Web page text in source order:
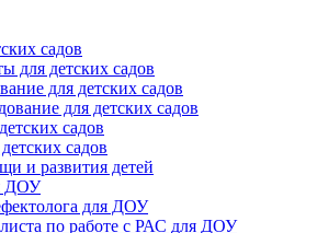
садов
для детских садов
для детских садов
для детских садов
садов
садов
и развития детей
ДОУ
для ДОУ
по работе с РАС для ДОУ